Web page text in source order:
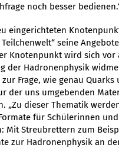
noch besser
eingerichteten
Teilchenwelt“ seine
Knotenpunkt wird sich vor
der Hadronenphysik
zur Frage, wie genau Quarks
der uns umgebenden
„Zu dieser Thematik
für Schülerinnen
Mit Streubrettern zum
zur Hadronenphysik an